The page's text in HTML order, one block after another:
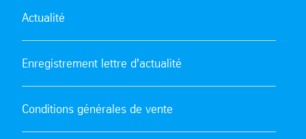
Actualité
Enregistrement lettre d'actualité
Conditions générales de vente